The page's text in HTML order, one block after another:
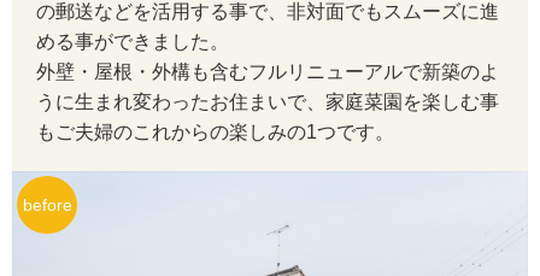
の郵送などを活用する事で、非対面でもスムーズに進
める事ができました。
外壁・屋根・外構も含むフルリニューアルで新築のよ
うに生まれ変わったお住まいで、家庭菜園を楽しむ事
もご夫婦のこれからの楽しみの1つです。